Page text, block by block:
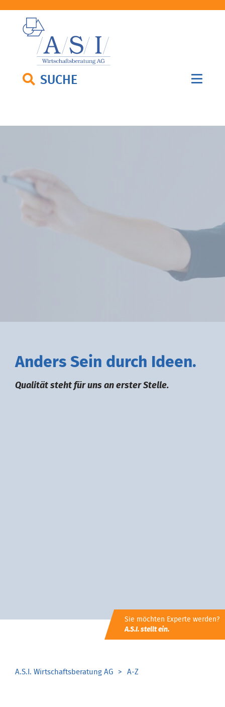
SUCHE
Anders Sein durch deen.
Qualität steht für uns an erster Stelle.
Sie möchten Experte werden?
A.S.I. stellt ein.
A.S.I. Wirtschaftsberatung AG A-Z